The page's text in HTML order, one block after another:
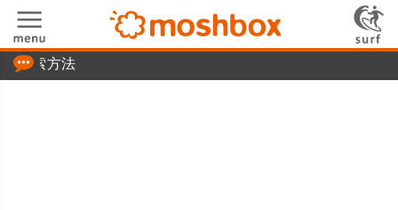
法
「つぶやき」の使い方